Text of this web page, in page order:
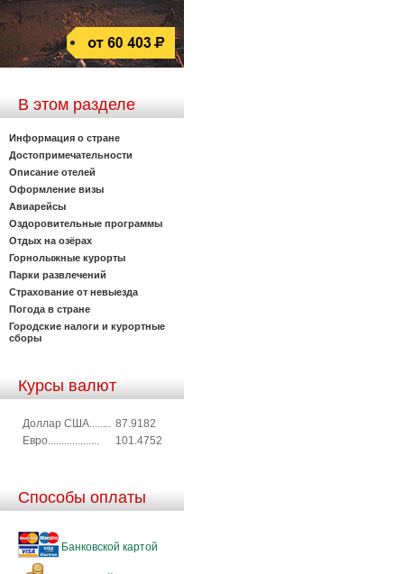
В этом разделе
Информация о стране
Достопримечательности
Описание отелей
Оформление визы
Авиарейсы
Оздоровительные программы
Отдых на озёрах
Горнолыжные курорты
Парки развлечений
Страхование от невыезда
Погода в стране
Городские налоги и курортные
сборы
Курсы валют
Доллар США........ 87.9182
Евро...................
101.4752
Способы оплаты
Банковской картой